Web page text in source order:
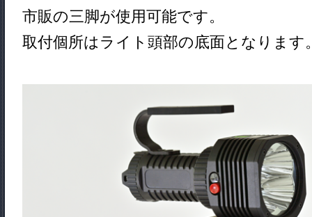
市販の三脚が使用可能です。
取付個所はライト頭部の底面となります